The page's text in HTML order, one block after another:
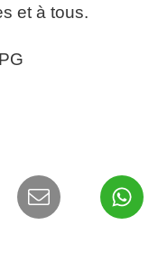
et à tous.